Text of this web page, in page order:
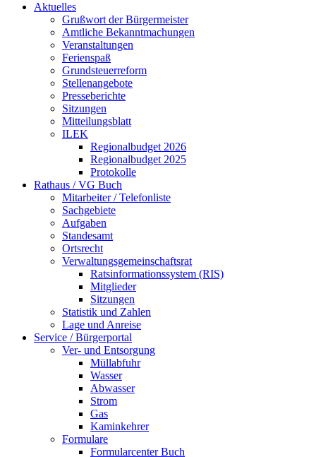
Aktuelles
Grußwort der Bürgermeister
Amtliche Bekanntmachungen
Veranstaltungen
Ferienspaß
Grundsteuerreform
Stellenangebote
Presseberichte
Sitzungen
Mitteilungsblatt
ILEK
Regionalbudget 2026
Regionalbudget 2025
Protokolle
Rathaus / VG Buch
Mitarbeiter / Telefonliste
Sachgebiete
Aufgaben
Standesamt
Ortsrecht
Verwaltungsgemeinschaftsrat
Ratsinformationssystem (RIS)
Mitglieder
Sitzungen
Statistik und Zahlen
Lage und Anreise
Service / Bürgerportal
Ver- und Entsorgung
Müllabfuhr
Wasser
Abwasser
Strom
Gas
Kaminkehrer
Formulare
Formularcenter Buch